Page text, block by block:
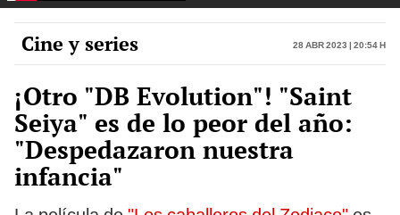
Carlos Cornejo
Cine y series 28 Abr 2023 | 20:54 h
¡Otro "DB Evolution"! "Saint
Seiya" es de lo peor del año:
"Despedazaron nuestra
infancia"